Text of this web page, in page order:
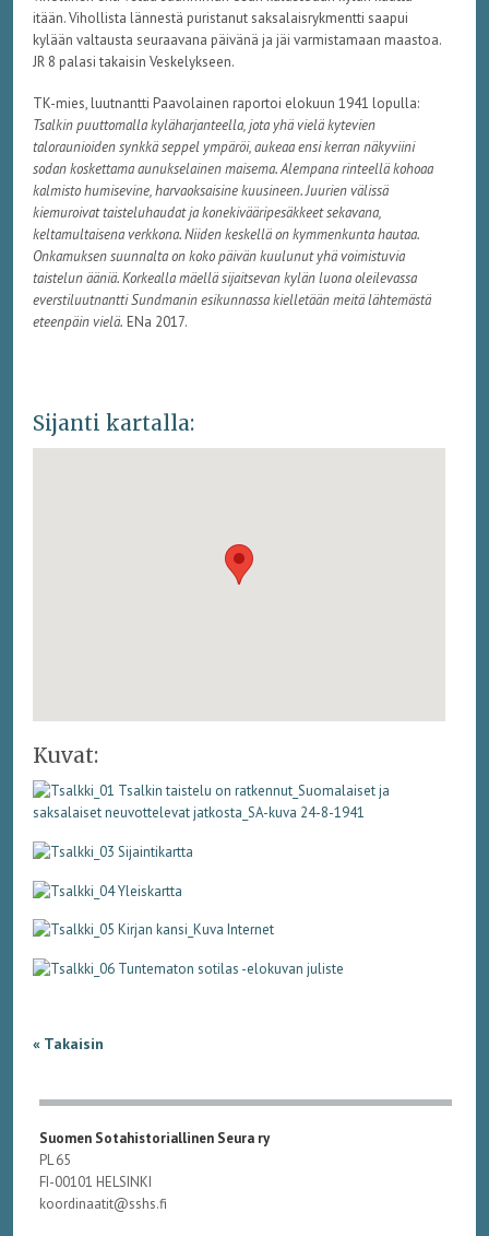
itään. Vihollista lännestä puristanut saksalaisrykmentti saapui
kylään valtausta seuraavana päivänä ja jäi varmistamaan maastoa.
JR 8 palasi takaisin Veskelykseen.
TK-mies, luutnantti Paavolainen raportoi elokuun 1941 lopulla:
Tsalkin puuttomalla kyläharjanteella, jota yhä vielä kytevien
taloraunioiden synkkä seppel ympäröi, aukeaa ensi kerran näkyviini
sodan koskettama aunukselainen maisema. Alempana rinteellä kohoaa
kalmisto humisevine, harvaoksaisine kuusineen. Juurien välissä
kiemuroivat taisteluhaudat ja konekivääripesäkkeet sekavana,
keltamultaisena verkkona. Niiden keskellä on kymmenkunta hautaa.
Onkamuksen suunnalta on koko päivän kuulunut yhä voimistuvia
taistelun ääniä. Korkealla mäellä sijaitsevan kylän luona oleilevassa
everstiluutnantti Sundmanin esikunnassa kielletään meitä lähtemästä
eteenpäin vielä. ENa 2017.
Sijanti kartalla:
Kuvat:
« Takaisin
Suomen Sotahistoriallinen Seura ry
PL 65
FI-00101 HELSINKI
koordinaatit@sshs.fi